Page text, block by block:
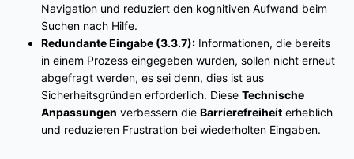
Navigation und reduziert den kognitiven Aufwand beim
Suchen nach Hilfe.
Redundante Eingabe (3.3.7): Informationen, die bereits
in einem Prozess eingegeben wurden, sollen nicht erneut
abgefragt werden, es sei denn, dies ist aus
Sicherheitsgründen erforderlich. DieseTechnische
Anpassungen verbessern dieBarrierefreiheit erheblich
und reduzieren Frustration bei wiederholten Eingaben.